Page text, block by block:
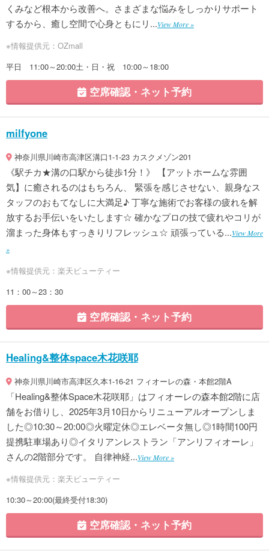
くみなど根本から改善へ。さまざまな悩みをしっかりサポート
するから、癒し空間で心身ともにリ...View More »
※情報提供元：OZmall
平日 11:00～20:00土・日・祝 10:00～18:00
空席確認・ネット予約
milfyone
神奈川県川崎市高津区溝口1-1-23 カスクメゾン201
《駅チカ★溝の口駅から徒歩1分！》 【アットホームな雰囲
気】に癒されるのはもちろん、 緊張を感じさせない、親身なス
タッフのおもてなしに大満足♪ 丁寧な施術でお客様の疲れを解
放するお手伝いをいたします☆ 確かなプロの技で疲れやコリが
溜まった身体もすっきりリフレッシュ☆ 頑張っている...View More
»
※情報提供元：楽天ビューティー
11：00～23：30
空席確認・ネット予約
Healing&整体space木花咲耶
神奈川県川崎市高津区久本1-16-21 フィオーレの森・本館2階A
「Healing&整体Space木花咲耶」はフィオーレの森本館2階に店
舗をお借りし、2025年3月10日からリニューアルオープンしま
した◎10:30～20:00◎火曜定休◎エレベータ無し◎1時間100円
提携駐車場あり◎イタリアンレストラン「アンリフィオーレ」
さんの2階部分です。 自律神経...View More »
※情報提供元：楽天ビューティー
10:30～20:00(最終受付18:30)
空席確認・ネット予約